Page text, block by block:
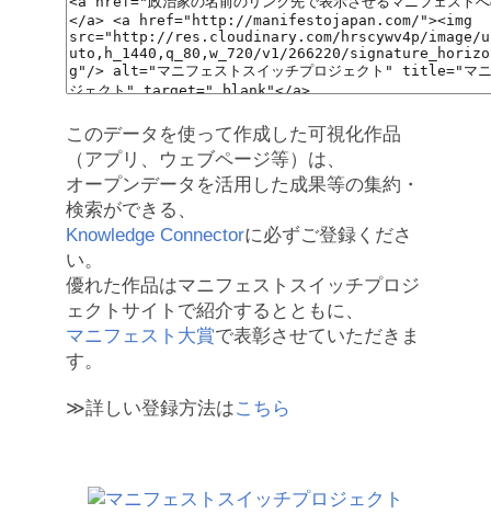
このデータを使って作成した可視化作品
（アプリ、ウェブページ等）は、
オープンデータを活用した成果等の集約・
検索ができる、
Knowledge Connectorに必ずご登録くださ
い。
優れた作品はマニフェストスイッチプロジ
ェクトサイトで紹介するとともに、
マニフェスト大賞で表彰させていただきま
す。
≫詳しい登録方法はこちら